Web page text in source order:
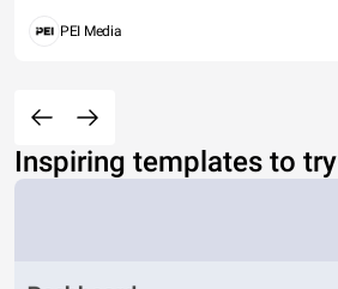
PEI Media
Inspiring templates to try